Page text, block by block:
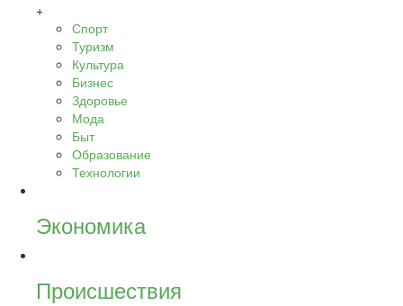
+
Спорт
Туризм
Культура
Бизнес
Здоровье
Мода
Быт
Образование
Технологии
Экономика
Происшествия